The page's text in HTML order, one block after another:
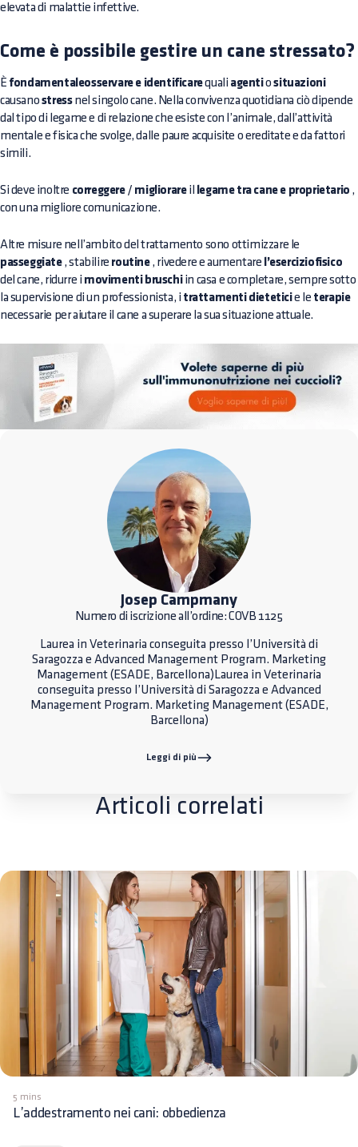
elevata di malattie infettive.
Come è possibile gestire un cane stressato?
È fondamentaleosservare e identificarequali agentiosituazioni
causano stressnel singolo cane. Nella convivenza quotidiana ciò dipende
dal tipo di legame e di relazione che esiste con l’animale, dall’attività
mentale e fisica che svolge, dalle paure acquisite o ereditate e da fattori
simili.
Si deve inoltre correggere/ migliorareil legame tra cane e proprietario ,
con una migliore comunicazione.
Altre misure nell’ambito del trattamento sono ottimizzare le
passeggiate, stabilire routine, rivedere e aumentare l’eserciziofisico
del cane, ridurre i movimenti bruschiin casa e completare, sempre sotto
la supervisione di un professionista, i trattamenti dieteticie le terapie
necessarie per aiutare il cane a superare la sua situazione attuale.
Josep Campmany
Numero di iscrizione all’ordine: COVB 1125
Laurea in Veterinaria conseguita presso l’Università di
Saragozza e Advanced Management Program. Marketing
Management (ESADE, Barcellona)Laurea in Veterinaria
conseguita presso l’Università di Saragozza e Advanced
Management Program. Marketing Management (ESADE,
Barcellona)
Leggi di più
Articoli correlati
5 mins
L’addestramento nei cani: obbedienza